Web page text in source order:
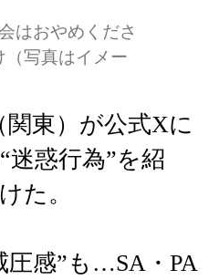
はおやめくださ
（写真はイメー
東）が公式Xに
迷惑行為”を紹
た。
圧感”も…SA・PA